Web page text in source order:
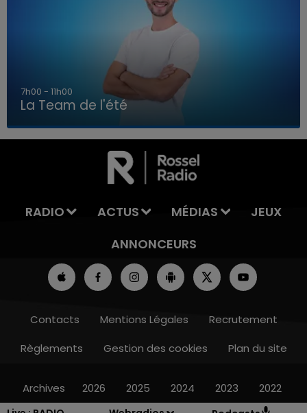
LA TEAM DE L'ÉTÉ
7h00 - 11h00
La Team de l'été
RADIO ACTUS MÉDIAS
JEUX
ANNONCEURS
Contacts Mentions Légales
Recrutement
Règlements
Gestion des cookies Plan du site
Archives 2026 2025 2024 2023 2022